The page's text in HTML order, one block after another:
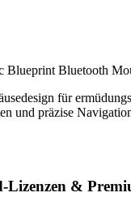
Blueprint Bluetooth
für
und präzise
Lizenzen &